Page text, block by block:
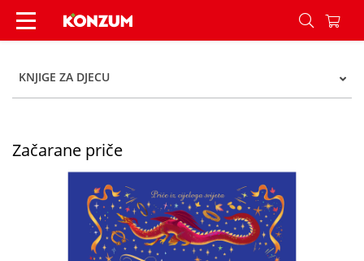
Začarane priče - Konzum
KNJIGE ZA DJECU
Začarane priče